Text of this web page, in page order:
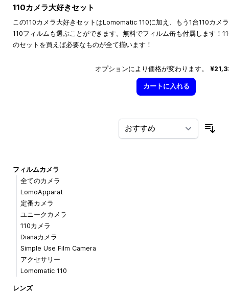
110カメラ大好きセット
この110カメラ大好きセットはLomomatic 110に加え、もう1台110カメ
110フィルムも選ぶことができます。無料でフィルム缶も付属します！
のセットを買えば必要なものが全て揃います！
オプションにより価格が変わります。
カートに入れる
フィルムカメラ
全てのカメラ
LomoApparat
定番カメラ
ユニークカメラ
110カメラ
Dianaカメラ
Simple Use Film Camera
アクセサリー
Lomomatic 110
レンズ